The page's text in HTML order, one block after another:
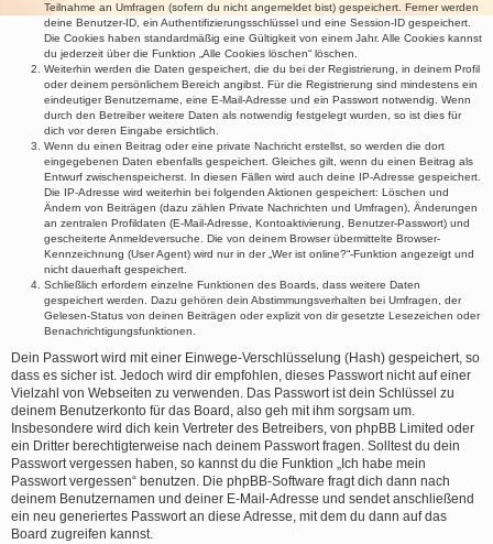
Teilnahme an Umfragen (sofern du nicht angemeldet bist) gespeichert. Ferner werden
deine Benutzer-ID, ein Authentifizierungsschlüssel und eine Session-ID gespeichert.
Die Cookies haben standardmäßig eine Gültigkeit von einem Jahr. Alle Cookies kannst
du jederzeit über die Funktion „Alle Cookies löschen“ löschen.
Weiterhin werden die Daten gespeichert, die du bei der Registrierung, in deinem Profil
oder deinem persönlichem Bereich angibst. Für die Registrierung sind mindestens ein
eindeutiger Benutzername, eine E-Mail-Adresse und ein Passwort notwendig. Wenn
durch den Betreiber weitere Daten als notwendig festgelegt wurden, so ist dies für
dich vor deren Eingabe ersichtlich.
Wenn du einen Beitrag oder eine private Nachricht erstellst, so werden die dort
eingegebenen Daten ebenfalls gespeichert. Gleiches gilt, wenn du einen Beitrag als
Entwurf zwischenspeicherst. In diesen Fällen wird auch deine IP-Adresse gespeichert.
Die IP-Adresse wird weiterhin bei folgenden Aktionen gespeichert: Löschen und
Ändern von Beiträgen (dazu zählen Private Nachrichten und Umfragen), Änderungen
an zentralen Profildaten (E-Mail-Adresse, Kontoaktivierung, Benutzer-Passwort) und
gescheiterte Anmeldeversuche. Die von deinem Browser übermittelte Browser-
Kennzeichnung (User Agent) wird nur in der „Wer ist online?“-Funktion angezeigt und
nicht dauerhaft gespeichert.
Schließlich erfordern einzelne Funktionen des Boards, dass weitere Daten
gespeichert werden. Dazu gehören dein Abstimmungsverhalten bei Umfragen, der
Gelesen-Status von deinen Beiträgen oder explizit von dir gesetzte Lesezeichen oder
Benachrichtigungsfunktionen.
Dein Passwort wird mit einer Einwege-Verschlüsselung (Hash) gespeichert, so
dass es sicher ist. Jedoch wird dir empfohlen, dieses Passwort nicht auf einer
Vielzahl von Webseiten zu verwenden. Das Passwort ist dein Schlüssel zu
deinem Benutzerkonto für das Board, also geh mit ihm sorgsam um.
Insbesondere wird dich kein Vertreter des Betreibers, von phpBB Limited oder
ein Dritter berechtigterweise nach deinem Passwort fragen. Solltest du dein
Passwort vergessen haben, so kannst du die Funktion „Ich habe mein
Passwort vergessen“ benutzen. Die phpBB-Software fragt dich dann nach
deinem Benutzernamen und deiner E-Mail-Adresse und sendet anschließend
ein neu generiertes Passwort an diese Adresse, mit dem du dann auf das
Board zugreifen kannst.